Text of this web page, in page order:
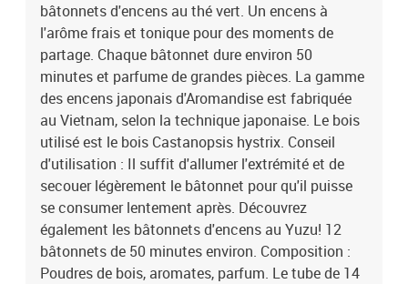
bâtonnets d'encens au thé vert. Un encens à
l'arôme frais et tonique pour des moments de
partage. Chaque bâtonnet dure environ 50
minutes et parfume de grandes pièces. La gamme
des encens japonais d'Aromandise est fabriquée
au Vietnam, selon la technique japonaise. Le bois
utilisé est le bois Castanopsis hystrix. Conseil
d'utilisation : Il suffit d'allumer l'extrémité et de
secouer légèrement le bâtonnet pour qu'il puisse
se consumer lentement après. Découvrez
également les bâtonnets d'encens au Yuzu! 12
bâtonnets de 50 minutes environ. Composition :
Poudres de bois, aromates, parfum. Le tube de 14